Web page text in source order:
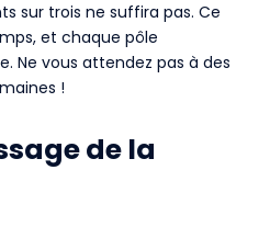
sur trois ne suffira pas. Ce
et chaque pôle
Ne vous attendez pas à des
!
de la